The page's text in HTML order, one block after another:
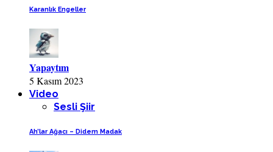
Karanlık Engeller
Yapaytım
5 Kasım 2023
Video
Sesli Şiir
Ah’lar Ağacı – Didem Madak